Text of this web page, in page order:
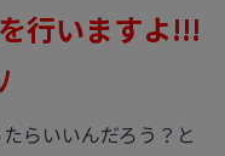
行いますよ!!!
らいいんだろう？と